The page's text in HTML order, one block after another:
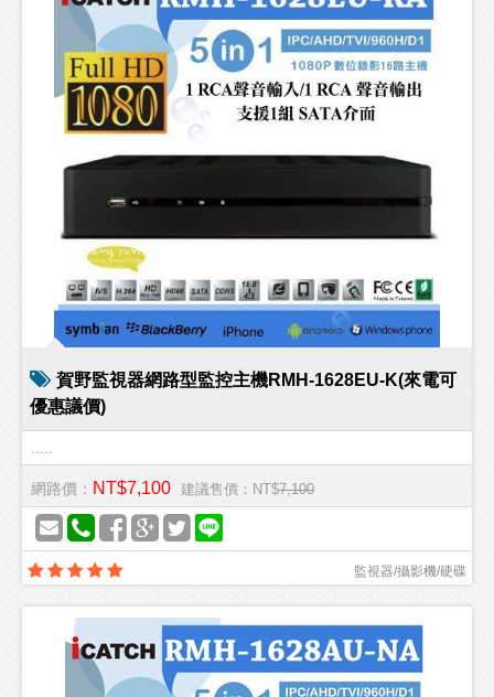
賀野監視器網路型監控主機RMH-1628EU-K(來電可
優惠議價)
網路價： NT$7,100 建議售價：NT$7,100
監視器/攝影機/硬碟